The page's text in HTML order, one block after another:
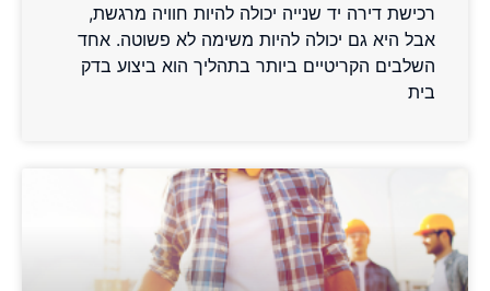
רכישת דירה יד שנייה יכולה להיות חוויה מרגשת,
אבל היא גם יכולה להיות משימה לא פשוטה. אחד
השלבים הקריטיים ביותר בתהליך הוא ביצוע בדק